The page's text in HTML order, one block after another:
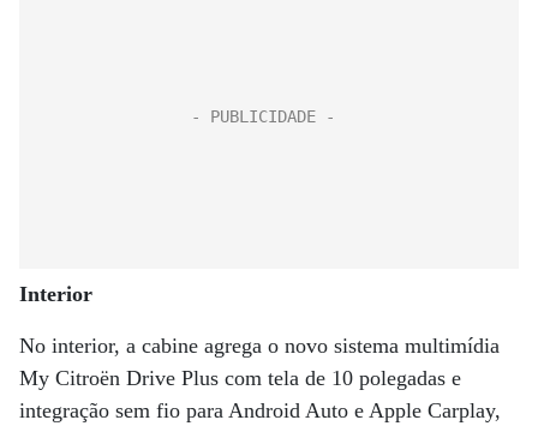
Interior
No interior, a cabine agrega o novo sistema multimídia
My Citroën Drive Plus com tela de 10 polegadas e
integração sem fio para Android Auto e Apple Carplay,